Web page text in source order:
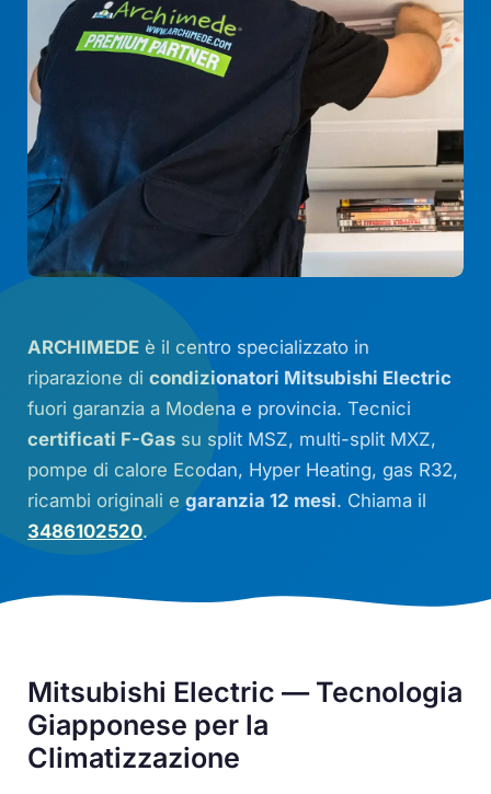
ARCHIMEDE è il centro specializzato in
riparazione dicondizionatori Mitsubishi Electric
fuori garanzia a Modena e provincia. Tecnici
certificati F-Gas su split MSZ, multi-split MXZ,
pompe di calore Ecodan, Hyper Heating, gas R32,
ricambi originali egaranzia 12 mesi. Chiama il
3486102520.
Mitsubishi Electric — Tecnologia
Giapponese per la
Climatizzazione